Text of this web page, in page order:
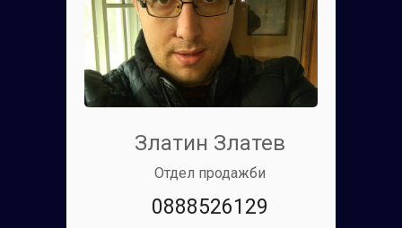
Златин Златев
Отдел продажби
0888526129